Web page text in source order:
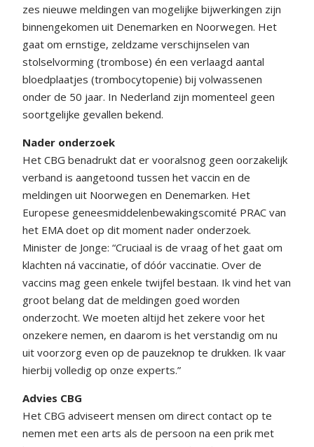
zes nieuwe meldingen van mogelijke bijwerkingen zijn
binnengekomen uit Denemarken en Noorwegen. Het
gaat om ernstige, zeldzame verschijnselen van
stolselvorming (trombose) én een verlaagd aantal
bloedplaatjes (trombocytopenie) bij volwassenen
onder de 50 jaar. In Nederland zijn momenteel geen
soortgelijke gevallen bekend.
Nader onderzoek
Het CBG benadrukt dat er vooralsnog geen oorzakelijk
verband is aangetoond tussen het vaccin en de
meldingen uit Noorwegen en Denemarken. Het
Europese geneesmiddelenbewakingscomité PRAC van
het EMA doet op dit moment nader onderzoek.
Minister de Jonge: “Cruciaal is de vraag of het gaat om
klachten ná vaccinatie, of dóór vaccinatie. Over de
vaccins mag geen enkele twijfel bestaan. Ik vind het van
groot belang dat de meldingen goed worden
onderzocht. We moeten altijd het zekere voor het
onzekere nemen, en daarom is het verstandig om nu
uit voorzorg even op de pauzeknop te drukken. Ik vaar
hierbij volledig op onze experts.”
Advies CBG
Het CBG adviseert mensen om direct contact op te
nemen met een arts als de persoon na een prik met